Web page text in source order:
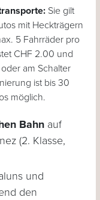
Sie gilt
mit Heckträgern
5 Fahrräder pro
CHF 2.00 und
am Schalter
ist bis 30
möglich.
Bahnauf
(2. Klasse,
und
den